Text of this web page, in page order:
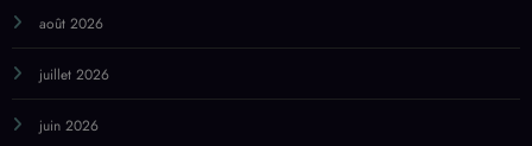
avril 2026
février 2026
janvier 2026